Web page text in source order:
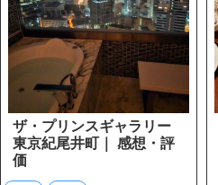
ザ・プリンスギャラリー
東京紀尾井町｜ 感想・評
価